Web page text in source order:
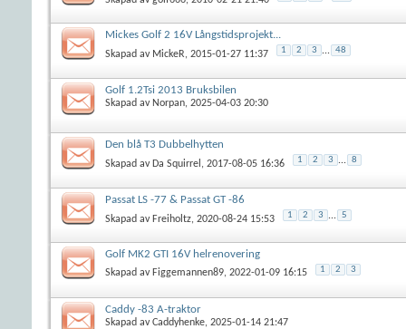
Mickes Golf 2 16V Långstidsprojekt...
Skapad av MickeR, 2015-01-27 11:37 1 2 3 ... 48
Golf 1.2Tsi 2013 Bruksbilen
Skapad av Norpan, 2025-04-03 20:30
Den blå T3 Dubbelhytten
Skapad av Da Squirrel , 2017-08-05 16:36 1 2 3 ... 8
Passat LS -77 & Passat GT -86
Skapad av Freiholtz, 2020-08-24 15:53 1 2 3 ... 5
Golf MK2 GTI 16V helrenovering
Skapad av Figgemannen89, 2022-01-09 16:15 1 2 3
Caddy -83 A-traktor
Skapad avCaddyhenke, 2025-01-14 21:47